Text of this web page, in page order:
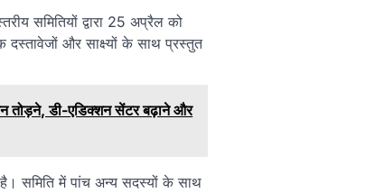
समितियों द्वारा 25 अप्रैल को
और साक्ष्यों के साथ प्रस्तुत
तोड़ने, डी-एडिक्शन सेंटर बढ़ाने और
है। समिति में पांच अन्य सदस्यों के साथ